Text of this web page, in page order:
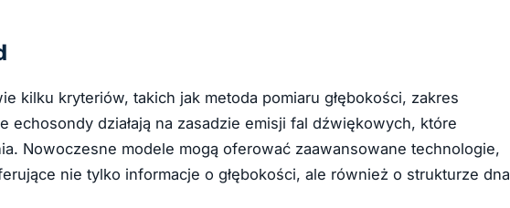
kilku kryteriów, takich jak metoda pomiaru głębokości, zakres
echosondy działają na zasadzie emisji fal dźwiękowych, które
Nowoczesne modele mogą oferować zaawansowane technologie,
nie tylko informacje o głębokości, ale również o strukturze dna